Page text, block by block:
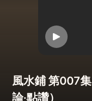
風水鋪 第007集
論·點讚）